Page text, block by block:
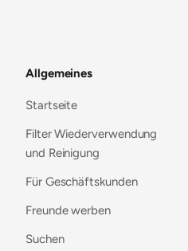
Allgemeines
Startseite
Filter Wiederverwendung
und Reinigung
Für Geschäftskunden
Freunde werben
Suchen